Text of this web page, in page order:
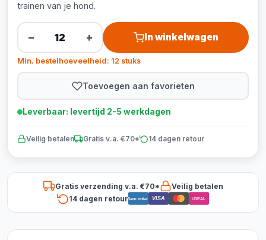
trainen van je hond.
− + In winkelwagen
Min. bestelhoeveelheid: 12 stuks
Toevoegen aan favorieten
Leverbaar: levertijd 2-5 werkdagen
Veilig betalen Gratis v.a. €70* 14 dagen retour
Gratis verzending v.a. €70*
Veilig betalen
14 dagen retourBancontact VISA iDEAL